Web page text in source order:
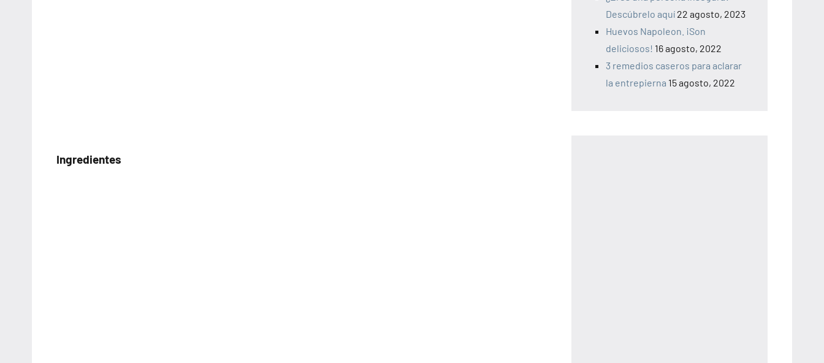
Ingredientes
Descúbrelo aquí 22 agosto, 2023
Huevos Napoleon. ¡Son
deliciosos! 16 agosto, 2022
3 remedios caseros para aclarar
la entrepierna 15 agosto, 2022